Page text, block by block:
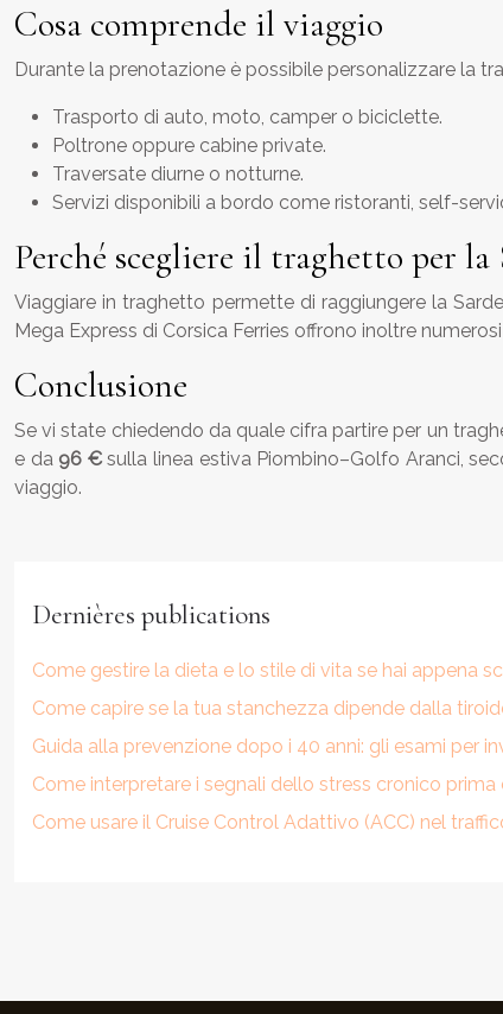
Cosa comprende il viaggio
Durante la prenotazione è possibile personalizzare la
Trasporto di auto, moto, camper o biciclette.
Poltrone oppure cabine private.
Traversate diurne o notturne.
Servizi disponibili a bordo come ristoranti, self-
Perché scegliere il traghetto per la
Viaggiare in traghetto permette di raggiungere la
Mega Express di Corsica Ferries offrono inoltre
Conclusione
Se vi state chiedendo da quale cifra partire per un
e da 96 €sulla linea estiva Piombino–Golfo Aranci,
viaggio.
Dernières publications
Come gestire la dieta e lo stile di vita se hai appena
Come capire se la tua stanchezza dipende dalla
Guida alla prevenzione dopo i 40 anni: gli esami per
Come interpretare i segnali dello stress cronico
Come usare il Cruise Control Adattivo (ACC) nel